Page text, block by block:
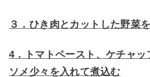
３．ひき肉とカットした野菜
4．トマトペースト、ケチャッ
ソメ少々を入れて煮込む